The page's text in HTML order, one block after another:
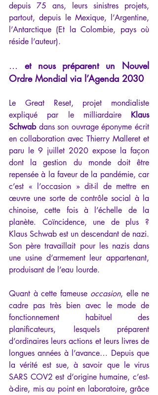
depuis 75 ans, leurs sinistres projets,
partout, depuis le Mexique, l’Argentine,
l’Antarctique (Et la Colombie, pays où
réside l’auteur).
… et nous préparent un Nouvel
Ordre Mondial via l’Agenda 2030
Le Great Reset, projet mondialiste
expliqué par le milliardaire Klaus
Schwab dans son ouvrage éponyme écrit
en collaboration avec Thierry Malleret et
paru le 9 juillet 2020 expose la façon
dont la gestion du monde doit être
repensée à la faveur de la pandémie, car
c’est « l’occasion » dit-il de mettre en
œuvre une sorte de contrôle social à la
chinoise, cette fois à l’échelle de la
planète. Coïncidence, une de plus ?
Klaus Schwab est un descendant de nazi.
Son père travaillait pour les nazis dans
une usine d’armement leur appartenant,
produisant de l’eau lourde.
Quant à cette fameuse occasion, elle ne
cadre pas très bien avec le mode de
fonctionnement habituel des
planificateurs, lesquels préparent
d’ordinaires leurs actions et leurs livres de
longues années à l’avance… Depuis que
la vérité est sue, à savoir que le virus
SARS COV2 est d’origine humaine, c’est-
à-dire, mis au point en laboratoire, grâce